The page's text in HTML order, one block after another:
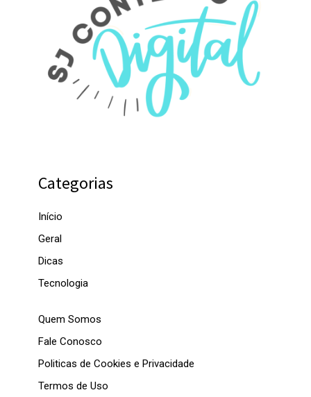
Categorias
Início
Geral
Dicas
Tecnologia
Quem Somos
Fale Conosco
Politicas de Cookies e Privacidade
Termos de Uso